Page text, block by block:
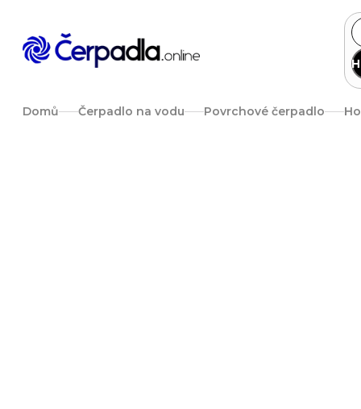
obsah
Domů Čerpadlo na vodu Povrchové čerpadlo